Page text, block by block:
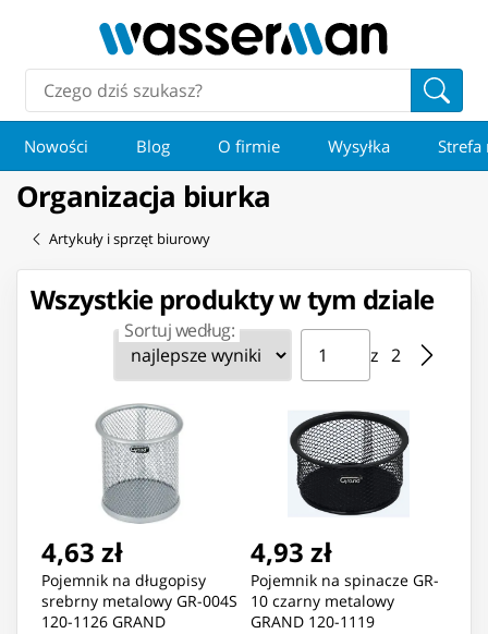
Nowości Blog O firmie Wysyłka Strefa
Organizacja biurka
Artykuły i sprzęt biurowy
Wszystkie produkty w tym dziale
Sortuj według: Strona ⁨1⁩ z ⁨2⁩
z ⁨2⁩
Przejdź do strony
4,63 zł
Pojemnik na długopisy
srebrny metalowy GR-004S
120-1126 GRAND
4,93 zł
Pojemnik na spinacze GR-
10 czarny metalowy
GRAND 120-1119